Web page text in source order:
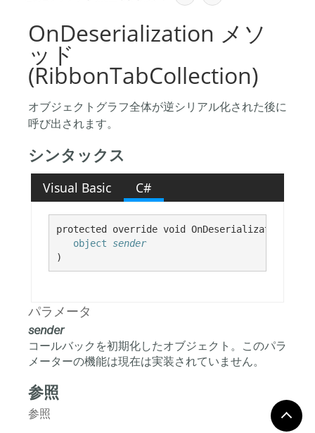
OnDeserialization メソ
ッド
(RibbonTabCollection)
オブジェクトグラフ全体が逆シリアル化された後に
呼び出されます。
シンタックス
Visual Basic C#
protected override void OnDeserialization(
object
sender
)
パラメータ
sender
コールバックを初期化したオブジェクト。このパラ
メーターの機能は現在は実装されていません。
参照
参照